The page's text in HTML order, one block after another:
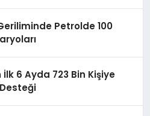
Petrolde 100
İlk 6 Ayda 723 Bin Kişiye